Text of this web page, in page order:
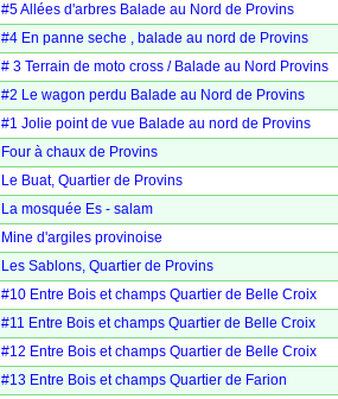
#5 Allées d'arbres Balade au Nord de Provins
#4 En panne seche , balade au nord de Provins
# 3 Terrain de moto cross / Balade au Nord Provins
#2 Le wagon perdu Balade au Nord de Provins
#1 Jolie point de vue Balade au nord de Provins
Four à chaux de Provins
Le Buat, Quartier de Provins
La mosquée Es - salam
Mine d'argiles provinoise
Les Sablons, Quartier de Provins
#10 Entre Bois et champs Quartier de Belle Croix
#11 Entre Bois et champs Quartier de Belle Croix
#12 Entre Bois et champs Quartier de Belle Croix
#13 Entre Bois et champs Quartier de Farion